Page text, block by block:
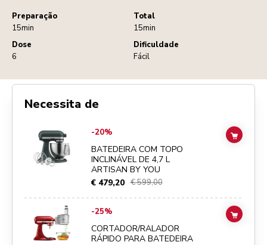
Preparação
15min
Total
15min
Dose
6
Dificuldade
Fácil
Necessita de
Go toBATEDEIRA COM TOPO INCLINÁVEL DE 4,7 L ARTISAN BY
-20%
BATEDEIRA COM TOPO
INCLINÁVEL DE 4,7 L
ARTISAN BY YOU
€ 479,20 € 599,00
ADD
CORTADOR/RALADOR RÁPIDO PARA BATEDEIRAdetails
-25%
CORTADOR/RALADOR
RÁPIDO PARA BATEDEIRA
ADD